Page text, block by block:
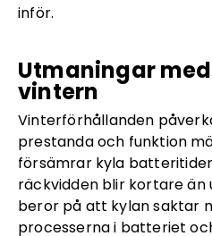
inför.
Utmaningar
vintern
Vinterförhållanden
prestanda och funktion
försämrar kyla
räckvidden blir kortare
beror på att kylan saktar
processerna i batteriet